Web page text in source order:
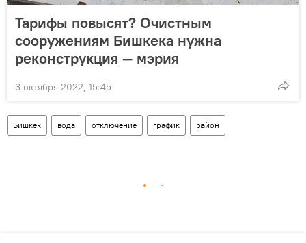
Тарифы повысят? Очистным
сооружениям Бишкека нужна
реконструкция — мэрия
3 октября 2022, 15:45
Бишкек вода отключение график район